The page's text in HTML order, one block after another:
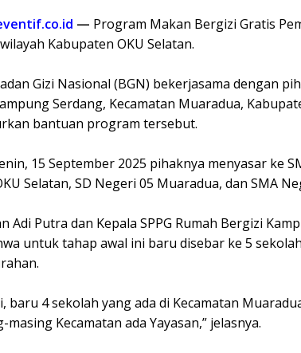
— Program Makan Bergizi Gratis
Kabupaten OKU Selatan.
Gizi Nasional (BGN) bekerjasama dengan
Serdang, Kecamatan Muaradua,
bantuan program tersebut.
15 September 2025 pihaknya menyasar ke
Selatan, SD Negeri 05 Muaradua, dan SMA
Adi Putra dan Kepala SPPG Rumah Bergizi
untuk tahap awal ini baru disebar ke 5
baru 4 sekolah yang ada di Kecamatan
Kecamatan ada Yayasan,” jelasnya.